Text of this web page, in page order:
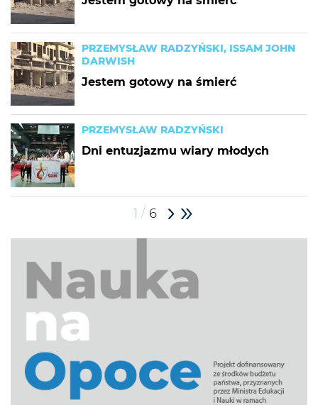
PRZEMYSŁAW RADZYŃSKI, ISSAM JOHN
DARWISH
Jestem gotowy na śmierć
PRZEMYSŁAW RADZYŃSKI
Dni entuzjazmu wiary młodych
1 / 6